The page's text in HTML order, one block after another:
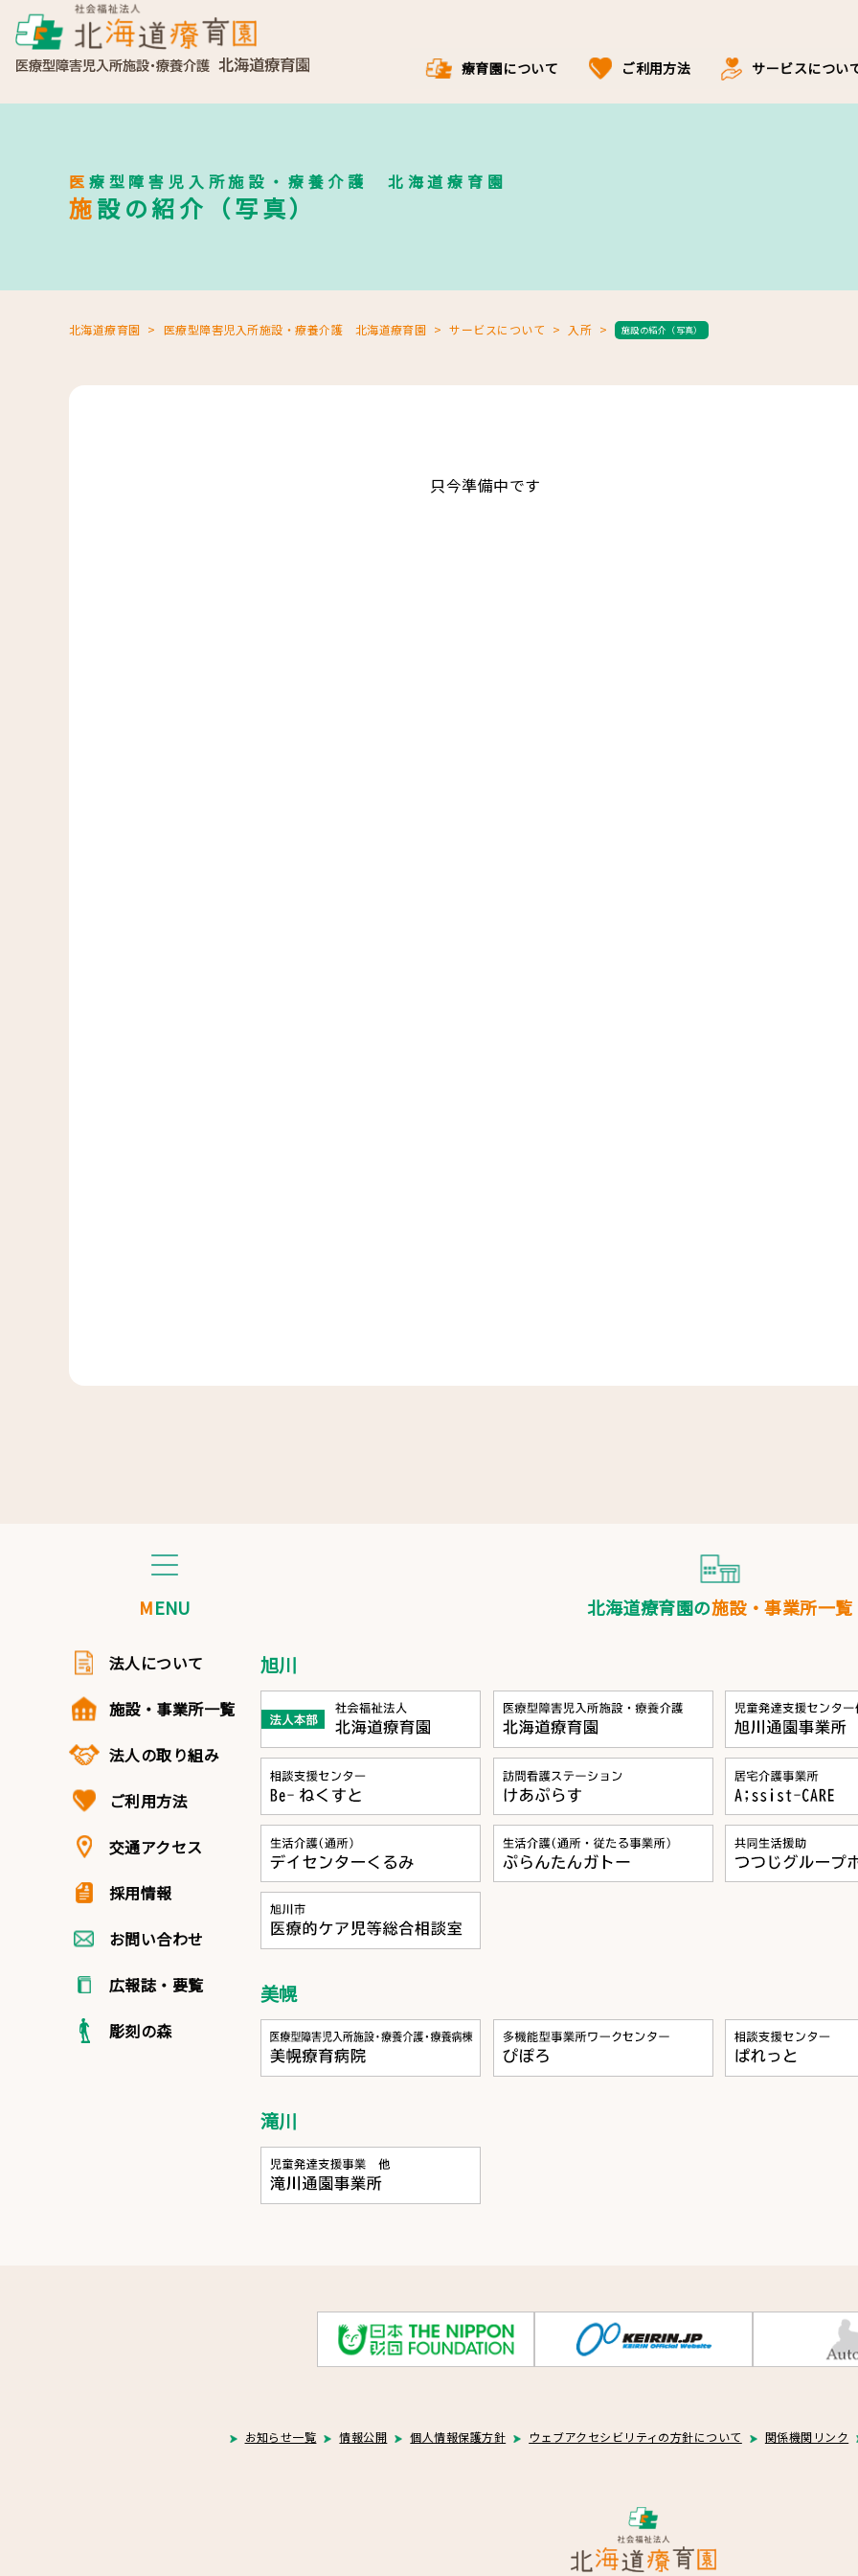
療育園について ご利用方法 サービスについ
医療型障害児入所施設・療養介護 北海道療育園
施設の紹介（写真）
北海道療育園 医療型障害児入所施設・療養介護 北海道療育園 サービスについて 入所 施設の紹介（写真）
只今準備中です
MENU
法人について
施設・事業所一覧
法人の取り組み
ご利用方法
交通アクセス
採用情報
お問い合わせ
広報誌・要覧
彫刻の森
北海道療育園の施設・事業所一覧
旭川
美幌
滝川
お知らせ一覧 情報公開 個人情報保護方針 ウェブアクセシビリティの方針について 関係機関リンク